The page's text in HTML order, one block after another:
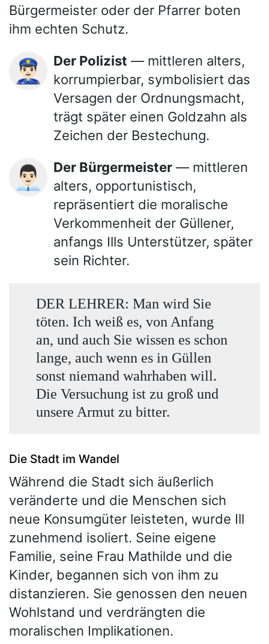
Bürgermeister oder der Pfarrer boten
ihm echten Schutz.
👮🏻‍♂️ Der Polizist — mittleren alters,
korrumpierbar, symbolisiert das
Versagen der Ordnungsmacht,
trägt später einen Goldzahn als
Zeichen der Bestechung.
👨🏻‍💼 Der Bürgermeister — mittleren
alters, opportunistisch,
repräsentiert die moralische
Verkommenheit der Güllener,
anfangs Ills Unterstützer, später
sein Richter.
DER LEHRER: Man wird Sie
töten. Ich weiß es, von Anfang
an, und auch Sie wissen es schon
lange, auch wenn es in Güllen
sonst niemand wahrhaben will.
Die Versuchung ist zu groß und
unsere Armut zu bitter.
Die Stadt im Wandel
Während die Stadt sich äußerlich
veränderte und die Menschen sich
neue Konsumgüter leisteten, wurde Ill
zunehmend isoliert. Seine eigene
Familie, seine Frau Mathilde und die
Kinder, begannen sich von ihm zu
distanzieren. Sie genossen den neuen
Wohlstand und verdrängten die
moralischen Implikationen.